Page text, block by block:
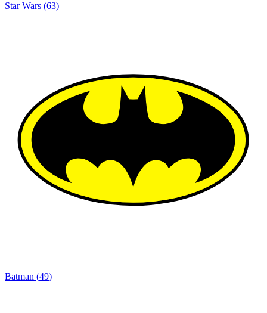
Star Wars (63)
Batman (49)